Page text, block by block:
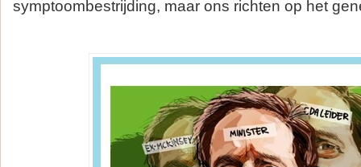
symptoombestrijding, maar ons richten op het